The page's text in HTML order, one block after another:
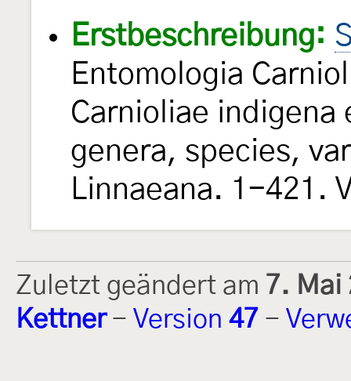
Erstbeschreibung:
Entomologia
Carnioliae
genera, species,
Linnaeana. 1-421.
Zuletzt geändert am 7. Mai
Kettner- Version 47 -